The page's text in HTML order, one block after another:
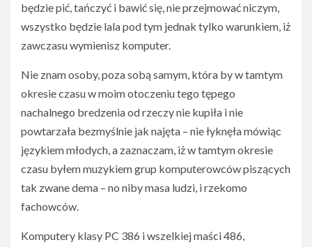
będzie pić, tańczyć i bawić się, nie przejmować niczym,
wszystko będzie lala pod tym jednak tylko warunkiem, iż
zawczasu wymienisz komputer.
Nie znam osoby, poza sobą samym, która by w tamtym
okresie czasu w moim otoczeniu tego tępego
nachalnego bredzenia od rzeczy nie kupiła i nie
powtarzała bezmyślnie jak najęta – nie łyknęła mówiąc
językiem młodych, a zaznaczam, iż w tamtym okresie
czasu byłem muzykiem grup komputerowców piszących
tak zwane dema – no niby masa ludzi, i rzekomo
fachowców.
Komputery klasy PC 386 i wszelkiej maści 486,